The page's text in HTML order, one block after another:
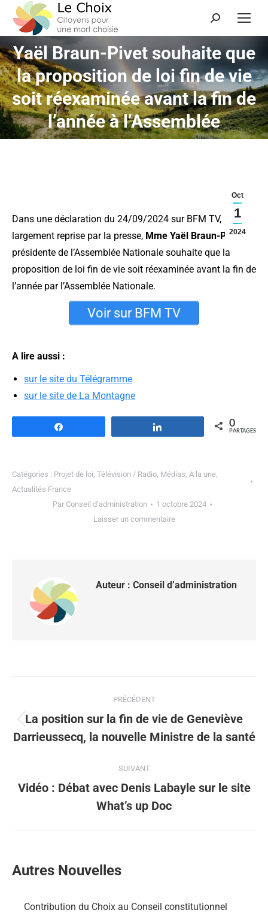
Yaël Braun-Pivet souhaite que
la proposition de loi fin de vie
soit réexaminée avant la fin de
l’année à l’Assemblée
Vous êtes ici :
Oct
1
2024
Dans une déclaration du 24/09/2024 sur BFM TV,
largement reprise par la presse, Mme Yaël Braun-Pivet,
présidente de l’Assemblée Nationale souhaite que la
proposition de loi fin de vie soit réexaminée avant la fin de
l’année par l’Assemblée Nationale.
Voir sur BFM TV
A lire aussi :
sur le site du Télégramme
sur le site de La Montagne
0
PARTAGES
Catégories : Projet de loi, Télévision / Radio, Médias, A la une,
Actualités France
Par Conseil d’administration
1 octobre 2024
Laisser un commentaire
Auteur : Conseil d’administration
PRÉCÉDENT
La position sur la fin de vie de Geneviève
Darrieussecq, la nouvelle Ministre de la santé
SUIVANT
Vidéo : Débat avec Denis Labayle sur le site
What’s up Doc
Autres Nouvelles
Contribution du Choix au Conseil constitutionnel